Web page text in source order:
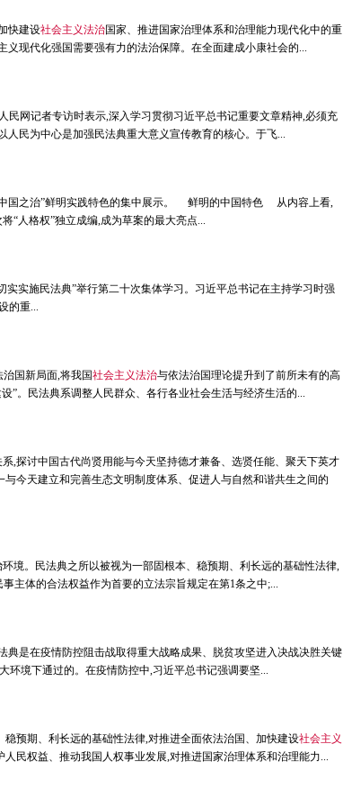
快建设社会主义法治国家、推进国家治理体系和治理能力现代化中的重
现代化强国需要强有力的法治保障。在全面建成小康社会的...
网记者专访时表示,深入学习贯彻习近平总书记重要文章精神,必须充
民为中心是加强民法典重大意义宣传教育的核心。于飞...
国之治”鲜明实践特色的集中展示。 鲜明的中国特色 从内容上看,
“人格权”独立成编,成为草案的最大亮点...
实施民法典”举行第二十次集体学习。习近平总书记在主持学习时强
的重...
国新局面,将我国社会主义法治与依法治国理论提升到了前所未有的高
”。民法典系调整人民群众、各行各业社会生活与经济生活的...
系,探讨中国古代尚贤用能与今天坚持德才兼备、选贤任能、聚天下英才
今天建立和完善生态文明制度体系、促进人与自然和谐共生之间的
境。民法典之所以被视为一部固根本、稳预期、利长远的基础性法律,
主体的合法权益作为首要的立法宗旨规定在第1条之中;...
典是在疫情防控阻击战取得重大战略成果、脱贫攻坚进入决战决胜关键
环境下通过的。在疫情防控中,习近平总书记强调要坚...
预期、利长远的基础性法律,对推进全面依法治国、加快建设社会主义
民权益、推动我国人权事业发展,对推进国家治理体系和治理能力...